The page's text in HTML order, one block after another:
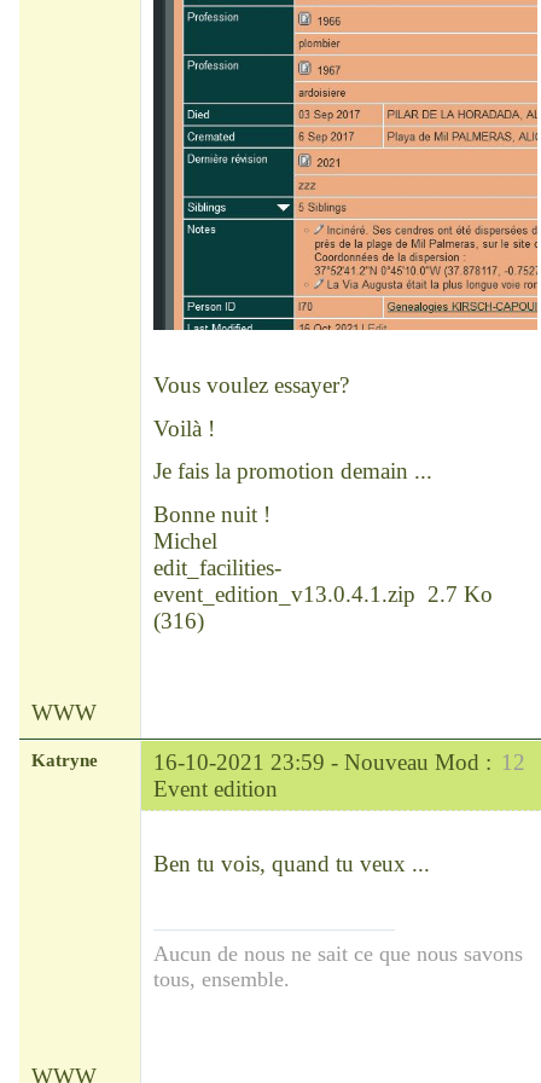
Vous voulez essayer?
Voilà !
Je fais la promotion demain ...
Bonne nuit !
Michel
edit_facilities-
event_edition_v13.0.4.1.zip 2.7 Ko
(316)
WWW
12
Katryne 16-10-2021 23:59 - Nouveau Mod :
Event edition
Ben tu vois, quand tu veux ...
Aucun de nous ne sait ce que nous savons
tous, ensemble.
WWW